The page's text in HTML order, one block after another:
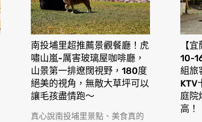
南投埔里超推薦景觀餐廳！虎
嘯山嵐-厲害玻璃屋咖啡廳，
山景第一排遼闊視野，180度
絕美的視角，無敵大草坪可以
讓毛孩盡情跑〜
真心說南投埔里景點、美食真的
【
10-
組旅
KTV
庭院
高！